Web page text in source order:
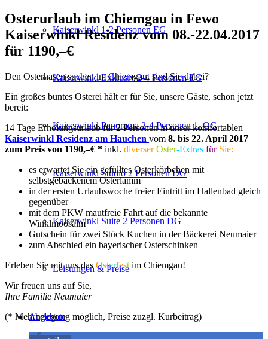
Kaiserwinkl 1-2 Personen EG
Kaiserwinkl Exklusiv 2-4 Personen EG
Kaiserwinkl Panorama 2-4 Personen 1. OG
Kaiserwinkl Studio 2 Personen DG
Kaiserwinkl Suite 2 Personen DG
Leistungen & Preise
Angebote
Osterurlaub im Chiemgau in Fewo
Kaiserwinkl Residenz vom 08.-22.04.2017
für 1190,–€
Den Osterhasen suchen im Chiemgau, sind Sie dabei?
Ein großes buntes Osterei hält er für Sie, unsere Gäste, schon jetzt
bereit:
14 Tage Erholungsurlaub für 2 Personen in unser komfortablen
Kaiserwinkl Residenz am Hauchen vom 8. bis 22. April 2017
zum Preis von 1190,–€ * inkl. diverser Oster-Extras fürSie:
es erwartet Sie ein gefülltes Osterkörbchen mit
selbstgebackenem Osterlamm
in der ersten Urlaubswoche freier Eintritt im Hallenbad gleich
gegenüber
mit dem PKW mautfreie Fahrt auf die bekannte
Winklmoosalm
Gutschein für zwei Stück Kuchen in der Bäckerei Neumaier
zum Abschied ein bayerischer Osterschinken
Erleben Sie mit uns dasOsterfest im Chiemgau!
Wir freuen uns auf Sie,
Ihre Familie Neumaier
(* Mehrbelegung möglich, Preise zuzgl. Kurbeitrag)